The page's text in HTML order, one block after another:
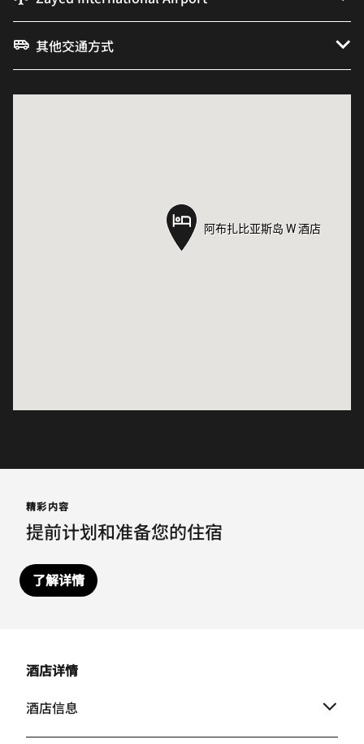
其他交通方式
阿布扎比亚斯岛 W 酒店
阿布扎比亚斯岛 W 酒店
精彩内容
提前计划和准备您的住宿
了解详情
酒店详情
酒店信息